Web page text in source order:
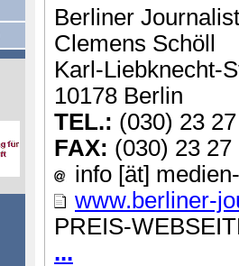
Berliner
Clemens Schöll
Karl-Liebknecht-
10178 Berlin
TEL.: (030) 23
FAX: (030) 23 27
info [ät]
www.berliner-
PREIS-
...